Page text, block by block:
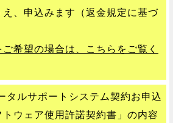
、申込みます（返金規定に基づ
希望の場合は、こちらをご覧く
タルサポートシステム契約お申込
ウェア使用許諾契約書」の内容